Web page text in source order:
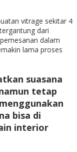
vitrage sekitar 4
dari
dalam
lama proses
suasana
tetap
bisa di
interior